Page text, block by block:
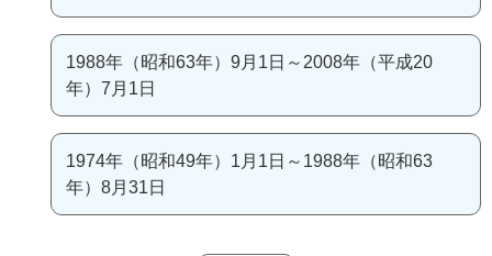
1988年（昭和63年）9月1日～2008年（平成20
年）7月1日
1974年（昭和49年）1月1日～1988年（昭和63
年）8月31日